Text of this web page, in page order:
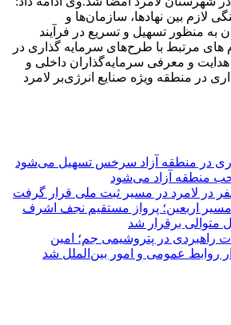
لازم بین نهادها، سازمان‌ها و
به منظور تسهیل و تسریع در فرآیند
های مرتبط با طرح‌های سرمایه گذاری در
و معرفی سرمایه‌گذاران داخلی و
در منطقه ویژه صنایع انرژی‌بر لامرد
در منطقه آزاد سرخس تسهیل می‌شود
منطقه آزاد می‌شود
مسیر اربعین؛ پرواز مستقیم نجف اشرف
برقرار شد
راهبردی در پتروشیمی جم؛ امین
روابط عمومی و امور بین‌الملل شد